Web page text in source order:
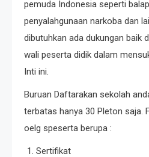
pemuda Indonesia seperti
penyalahgunaan narkoba dan
dibutuhkan ada dukungan baik
wali peserta didik dalam
Inti ini.
Buruan Daftarakan sekolah
terbatas hanya 30 Pleton saja.
oelg speserta berupa :
Sertifikat